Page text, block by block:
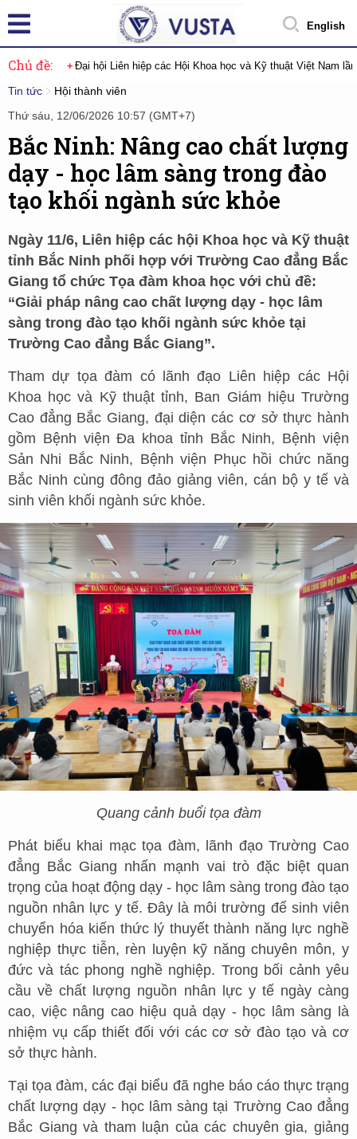
English
Chủ đề: Đại hội Liên hiệp các Hội Khoa học và Kỹ thuật Việt Nam
Tin tức
Hội thành viên
Thứ sáu, 12/06/2026 10:57 (GMT+7)
Bắc Ninh: Nâng cao chất lượng
dạy - học lâm sàng trong đào
tạo khối ngành sức khỏe
Ngày 11/6, Liên hiệp các hội Khoa học và Kỹ thuật
tỉnh Bắc Ninh phối hợp với Trường Cao đẳng Bắc
Giang tổ chức Tọa đàm khoa học với chủ đề:
“Giải pháp nâng cao chất lượng dạy - học lâm
sàng trong đào tạo khối ngành sức khỏe tại
Trường Cao đẳng Bắc Giang”.
Tham dự tọa đàm có lãnh đạo Liên hiệp các Hội
Khoa học và Kỹ thuật tỉnh, Ban Giám hiệu Trường
Cao đẳng Bắc Giang, đại diện các cơ sở thực hành
gồm Bệnh viện Đa khoa tỉnh Bắc Ninh, Bệnh viện
Sản Nhi Bắc Ninh, Bệnh viện Phục hồi chức năng
Bắc Ninh cùng đông đảo giảng viên, cán bộ y tế và
sinh viên khối ngành sức khỏe.
Quang cảnh buổi tọa đàm
Phát biểu khai mạc tọa đàm, lãnh đạo Trường Cao
đẳng Bắc Giang nhấn mạnh vai trò đặc biệt quan
trọng của hoạt động dạy - học lâm sàng trong đào tạo
nguồn nhân lực y tế. Đây là môi trường để sinh viên
chuyển hóa kiến thức lý thuyết thành năng lực nghề
nghiệp thực tiễn, rèn luyện kỹ năng chuyên môn, y
đức và tác phong nghề nghiệp. Trong bối cảnh yêu
cầu về chất lượng nguồn nhân lực y tế ngày càng
cao, việc nâng cao hiệu quả dạy - học lâm sàng là
nhiệm vụ cấp thiết đối với các cơ sở đào tạo và cơ
sở thực hành.
Tại tọa đàm, các đại biểu đã nghe báo cáo thực trạng
chất lượng dạy - học lâm sàng tại Trường Cao đẳng
Bắc Giang và tham luận của các chuyên gia, giảng